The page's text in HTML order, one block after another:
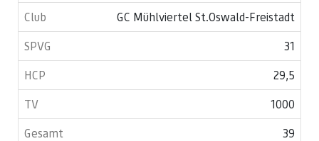
GC Mühlviertel St.Oswald-Freistadt
31
29,5
1000
39